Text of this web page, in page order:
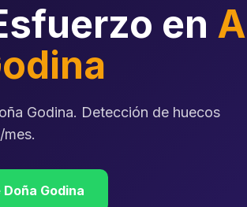
en
Godina. Detección de huecos
Godina